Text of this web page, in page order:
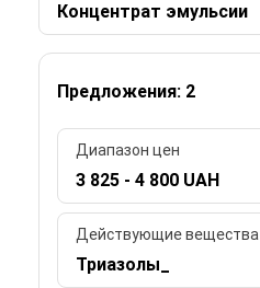
Концентрат эмульсии
Предложения: 2
Диапазон цен
3 825 - 4 800 UAH
Действующие вещества
Триазолы_